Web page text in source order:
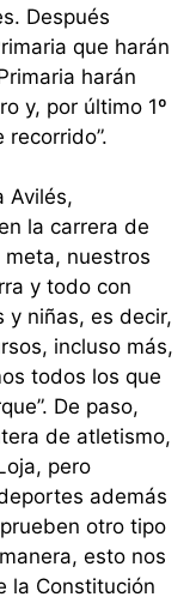
Después
que harán
harán
y, por último 1º
recorrido”.
Avilés,
la carrera de
nuestros
y todo con
y niñas, es decir,
incluso más,
todos los que
De paso,
de atletismo,
pero
además
otro tipo
esto nos
la Constitución